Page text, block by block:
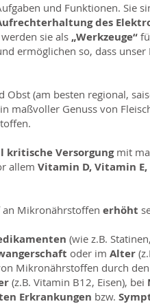
und Funktionen. Sie
des
sie als „Werkzeuge“
ermöglichen so, dass
Obst (am besten regional,
maßvoller Genuss von
kritische Versorgungmit
allem Vitamin D, Vitamin E,
an Mikronährstoffen erhöht
(wie z.B.
oder im Alter
Mikronährstoffen durch
(z.B. Vitamin B12, Eisen), bei
Erkrankungen bzw.